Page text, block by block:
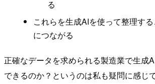
る
これらを生成AIを使って整理す
につながる
正確なデータを求められる製造業で生成
できるのか？というのは私も疑問に感じ